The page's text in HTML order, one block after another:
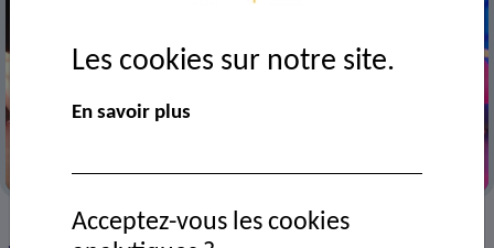
> VIE MUNICIPALE > Ressources documentaires
Les cookies sur notre site.
En savoir plus
Acceptez-vous les cookies